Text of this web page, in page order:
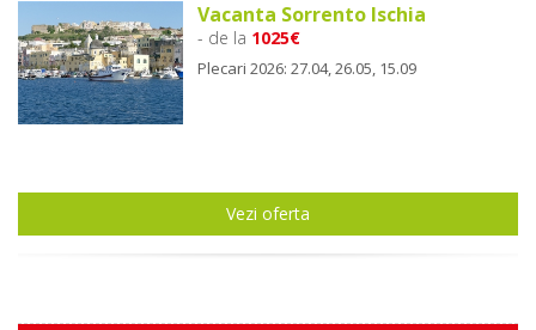
Vacanta Sorrento Ischia
- de la 1025€
Plecari 2026: 27.04, 26.05, 15.09
Vezi oferta